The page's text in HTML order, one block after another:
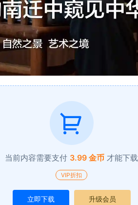
当前内容需要支付 3.99 金币 才能下载
VIP折扣
立即下载 升级会员